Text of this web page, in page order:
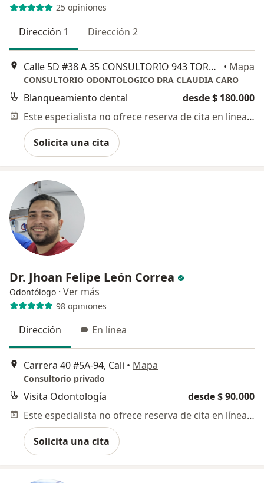
25 opiniones
Dirección 1 Dirección 2
Calle 5D #38 A 35 CONSULTORIO 943 TORRE 1 EDIFICIO DE COLORES, Cali • Mapa
CONSULTORIO ODONTOLOGICO DRA CLAUDIA CARO
Blanqueamiento dental
desde $ 180.000
Este especialista no ofrece reserva de cita en línea en esta dirección.
Solicita una cita
Dr. Jhoan Felipe León Correa
Odontólogo · Ver más
98 opiniones
Dirección En línea
Carrera 40 #5A-94, Cali • Mapa
Consultorio privado
Visita Odontología
desde $ 90.000
Este especialista no ofrece reserva de cita en línea en esta dirección.
Solicita una cita